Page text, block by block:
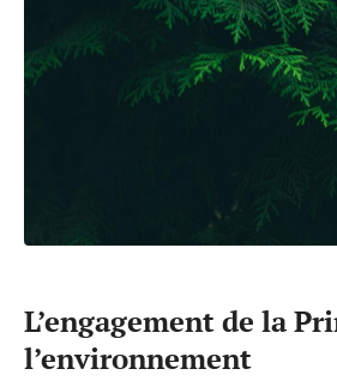
L’engagement de la
l’environnement